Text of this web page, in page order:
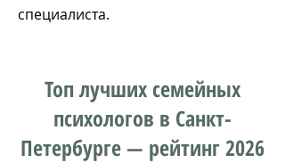
специалиста.
Топ лучших семейных
психологов в Санкт-
Петербурге — рейтинг 2026